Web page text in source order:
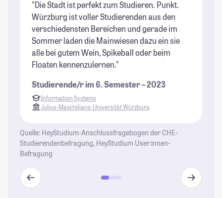
"Die Stadt ist perfekt zum Studieren. Punkt.
Würzburg ist voller Studierenden aus den
verschiedensten Bereichen und gerade im
Sommer laden die Mainwiesen dazu ein sie
alle bei gutem Wein, Spikeball oder beim
Floaten kennenzulernen."
Studierende/r im 6. Semester – 2023
Information Systems
Julius-Maximilians-Universität Würzburg
Quelle: HeyStudium-Anschlussfragebogen der CHE-
Studierendenbefragung, HeyStudium User:innen-
Befragung